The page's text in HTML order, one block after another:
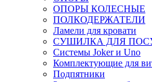
ОПОРЫ КОЛЕСНЫЕ
ПОЛКОДЕРЖАТЕЛИ
Ламели для кровати
СУШИЛКА ДЛЯ
Системы Joker и Uno
Комплектующие для
Подпятники